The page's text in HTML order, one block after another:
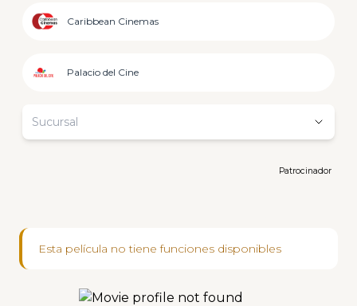
Caribbean Cinemas
Palacio del Cine
Sucursal
Patrocinador
Esta película no tiene funciones disponibles